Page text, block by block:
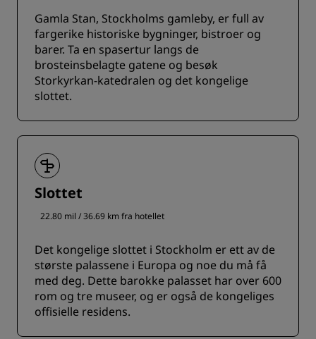
Gamla Stan, Stockholms gamleby, er full av
fargerike historiske bygninger, bistroer og
barer. Ta en spasertur langs de
brosteinsbelagte gatene og besøk
Storkyrkan-katedralen og det kongelige
slottet.
Slottet
22.80 mil / 36.69 km fra hotellet
Det kongelige slottet i Stockholm er ett av de
største palassene i Europa og noe du må få
med deg. Dette barokke palasset har over 600
rom og tre museer, og er også de kongeliges
offisielle residens.